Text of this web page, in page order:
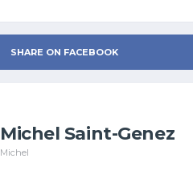
SHARE ON FACEBOOK
Michel Saint-Genez
Michel